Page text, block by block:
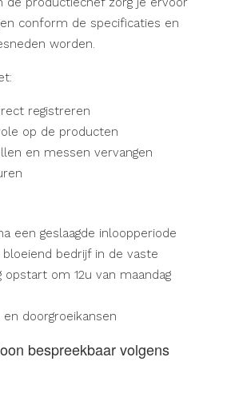
conform de specificaties en
worden.
registreren
op de producten
en messen vervangen
een geslaagde inloopperiode
bedrijf in de vaste
opstart om 12u van maandag
doorgroeikansen
bespreekbaar volgens